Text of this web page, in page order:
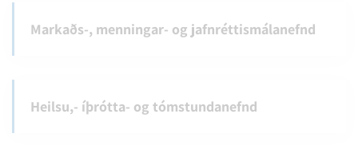
Markaðs-, menningar- og jafnréttismálanefnd
Heilsu,- íþrótta- og tómstundanefnd